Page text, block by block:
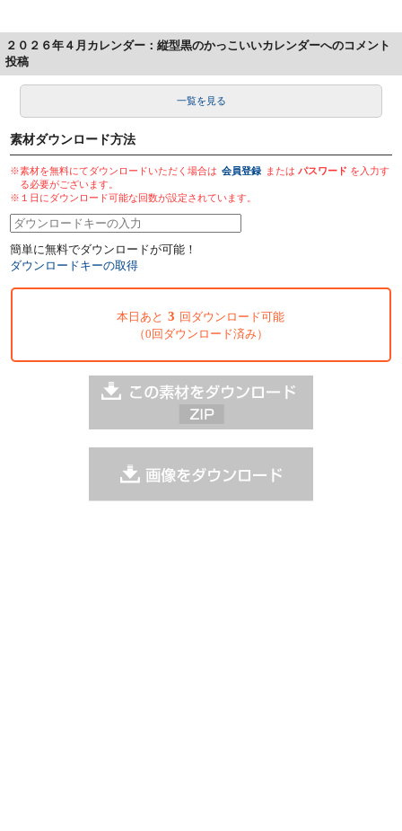
２０２６年４月カレンダー：縦型黒のかっこいいカレンダーへのコメント
投稿
一覧を見る
素材ダウンロード方法
※素材を無料にてダウンロードいただく場合は 会員登録 またはパスワード を入力す
る必要がございます。
※１日にダウンロード可能な回数が設定されています。
簡単に無料でダウンロードが可能！
ダウンロードキーの取得
本日あと 3 回ダウンロード可能
（0回ダウンロード済み）